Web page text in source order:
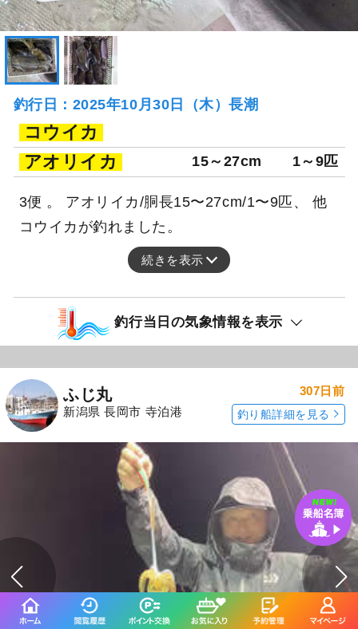
釣行日：2025年10月30日（木）長潮
コウイカ
アオリイカ
15～27cm 1～9匹
3便 。 アオリイカ/胴長15〜27cm/1〜9匹、 他
コウイカが釣れました。
続きを表示
釣行当日の気象情報を表示
ふじ丸
新潟県 長岡市 寺泊港
307日前
釣り船詳細を見る